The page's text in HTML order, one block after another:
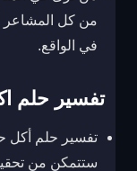
من كل المشاعر
في الواقع.
تفسير حلم
تفسير حلم أكل
ستتمكن من